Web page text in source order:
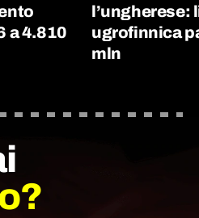
a 4.810
l’ungherese:
ugrofinnica
mln